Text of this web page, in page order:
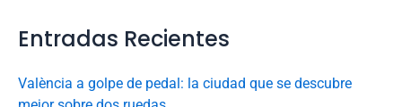
Entradas Recientes
València a golpe de pedal: la ciudad que se descubre